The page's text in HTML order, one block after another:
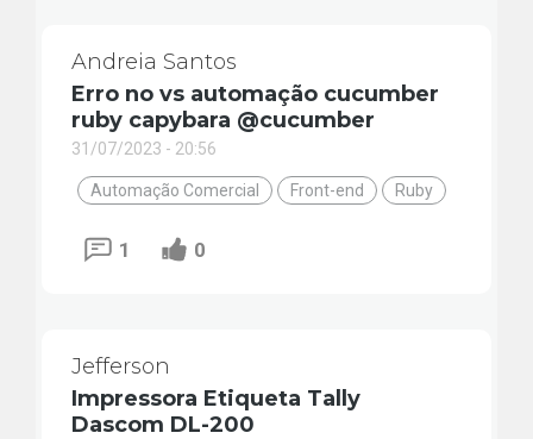
Andreia Santos
Erro no vs automação cucumber
ruby capybara @cucumber
31/07/2023 - 20:56
Automação Comercial Front-end Ruby
1 0
Jefferson
Impressora Etiqueta Tally
Dascom DL-200